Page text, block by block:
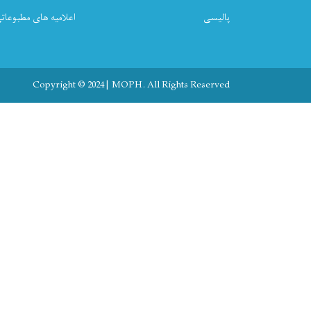
پالیسی
اعلامیه های
Copyright © 2024 | MOPH. All Rights Reserved